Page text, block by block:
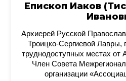
Епископ Иаков
Архиерей Русской
Троицко-Сергиевой
труднодоступных местах от
Член Совета
организации